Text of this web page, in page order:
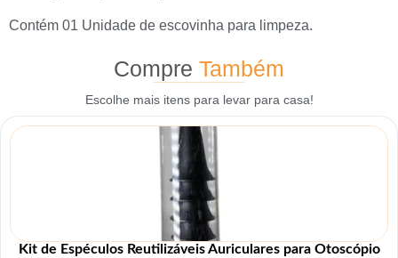
Contém 01 Unidade de escovinha para limpeza.
Compre Também
Escolhe mais itens para levar para casa!
Kit de Espéculos Reutilizáveis Auriculares para Otoscópio